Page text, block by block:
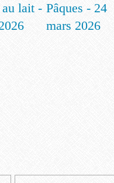
lait - Pâques - 24
mars 2026